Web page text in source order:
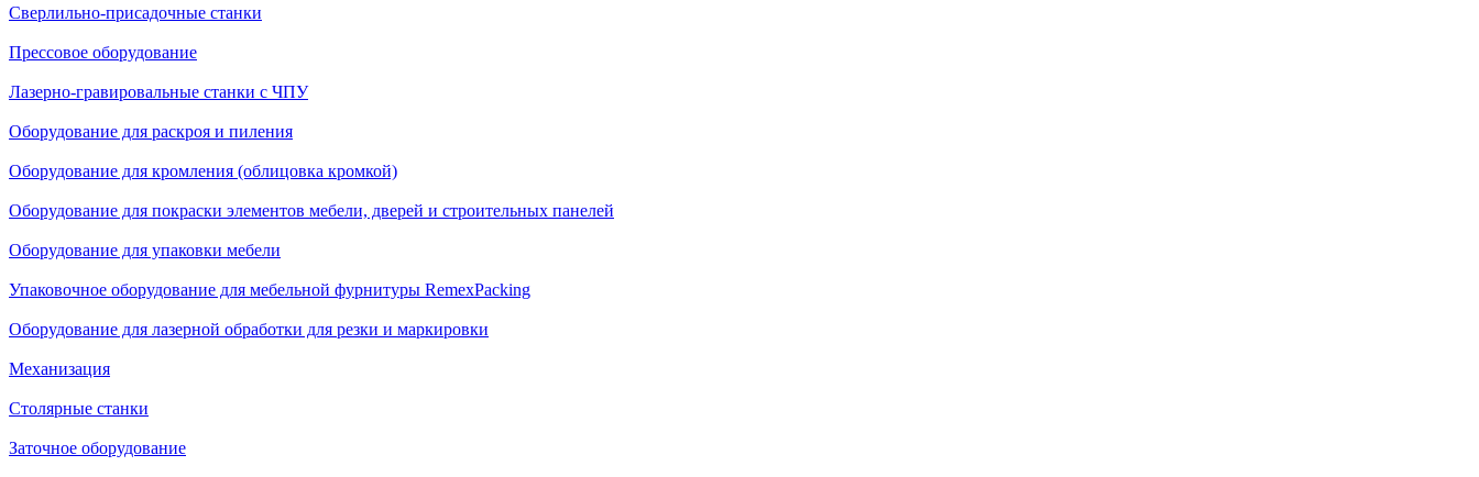
Сверлильно-присадочные станки
Прессовое оборудование
Лазерно-гравировальные станки с ЧПУ
Оборудование для раскроя и пиления
Оборудование для кромления (облицовка кромкой)
Оборудование для покраски элементов мебели, дверей и строительных панелей
Оборудование для упаковки мебели
Упаковочное оборудование для мебельной фурнитуры RemexPacking
Оборудование для лазерной обработки для резки и маркировки
Механизация
Столярные станки
Заточное оборудование